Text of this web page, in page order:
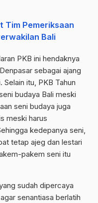
Tim Pemeriksaan
Bali
PKB ini hendaknya
sebagai ajang
itu, PKB Tahun
budaya Bali meski
seni budaya juga
meski harus
kedepanya seni,
tetap ajeg dan lestari
pakem seni itu
sudah dipercaya
senantiasa berlatih